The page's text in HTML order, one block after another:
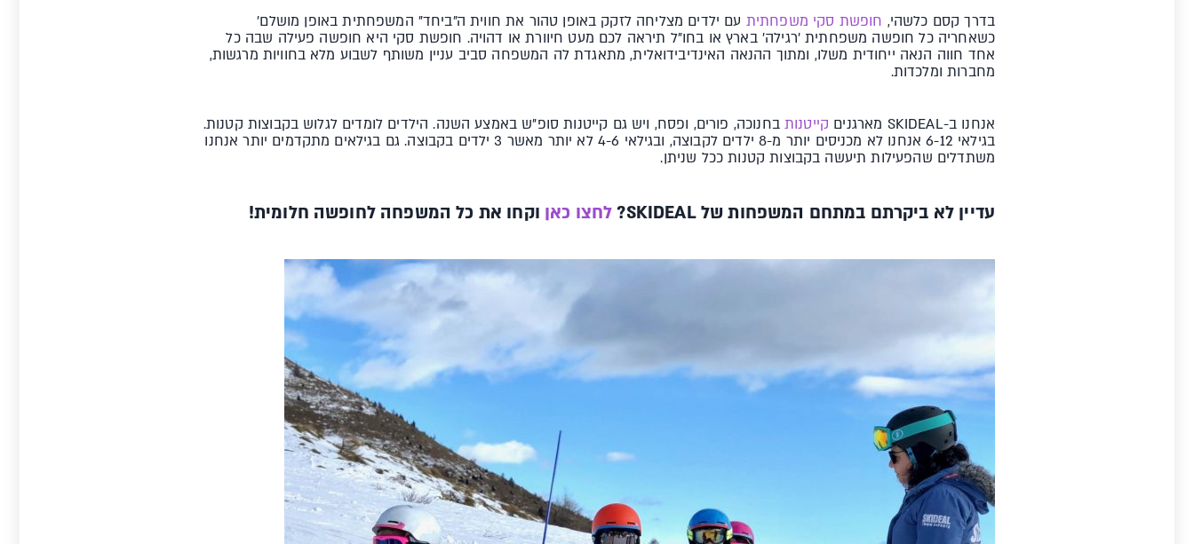
בדרך קסם כלשהי, חופשת סקי משפחתית עם ילדים מצליחה לזקק באופן טהור את חווית ה"ביחד" המשפחתית באופן מושלם'
כשאחריה כל חופשה משפחתית 'רגילה' בארץ או בחו"ל תיראה לכם מעט חיוורת או דהויה. חופשת סקי היא חופשה פעילה שבה כל
אחד חווה הנאה ייחודית משלו, ומתוך ההנאה האינדיבידואלית, מתאגדת לה המשפחה סביב עניין משותף לשבוע מלא בחוויות מרגשות,
מחברות ומלכדות.
אנחנו ב-SKIDEAL מארגנים קייטנותבחנוכה, פורים, ופסח, ויש גם קייטנות סופ"ש באמצע השנה. הילדים לומדים לגלוש בקבוצות קטנות.
בגילאי 6-12 אנחנו לא מכניסים יותר מ-8 ילדים לקבוצה, ובגילאי 4-6 לא יותר מאשר 3 ילדים בקבוצה. גם בגילאים מתקדמים יותר אנחנו
משתדלים שהפעילות תיעשה בקבוצות קטנות ככל שניתן.
עדיין לא ביקרתם במתחם המשפחות של SKIDEAL? לחצו כאן וקחו את כל המשפחה לחופשה חלומית!